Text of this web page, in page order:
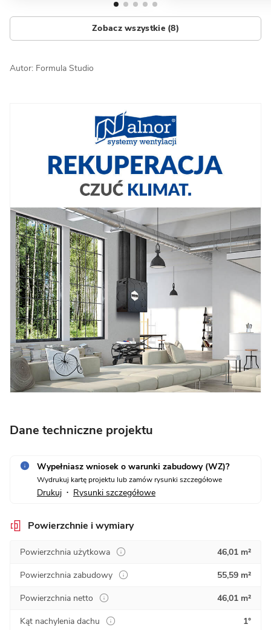
Zobacz wszystkie (8)
Autor: Formula Studio
Dane techniczne projektu
Wypełniasz wniosek o warunki zabudowy (WZ)?
Wydrukuj kartę projektu lub zamów rysunki szczegółowe
Drukuj • Rysunki szczegółowe
Powierzchnie i wymiary
Powierzchnia użytkowa
46,01 m²
Powierzchnia zabudowy
55,59 m²
Powierzchnia netto
46,01 m²
Kąt nachylenia dachu
1°